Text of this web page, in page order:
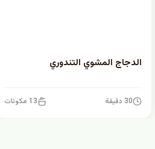
الدجاج المشوي التندوري
30 دقيقة 13 مكونات